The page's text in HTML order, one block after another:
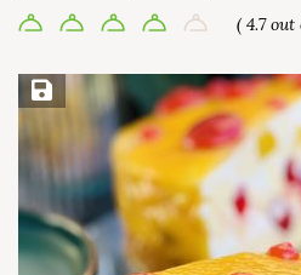
( 4.7 out
Save Recipe